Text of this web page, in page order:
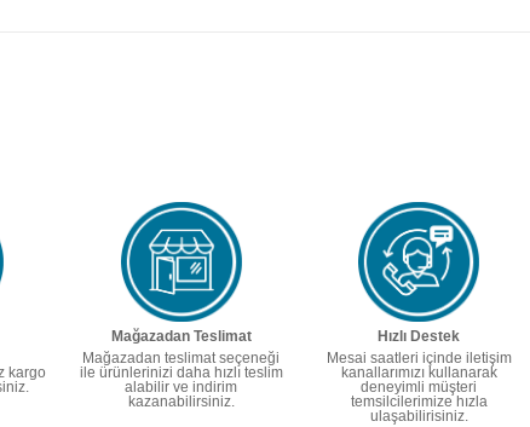
kargo
Mağazadan Teslimat
Mağazadan teslimat seçeneği
ile ürünlerinizi daha hızlı teslim
alabilir ve indirim
kazanabilirsiniz.
Hızlı Destek
Mesai saatleri içinde iletişim
kanallarımızı kullanarak
deneyimli müşteri
temsilcilerimize hızla
ulaşabilirisiniz.